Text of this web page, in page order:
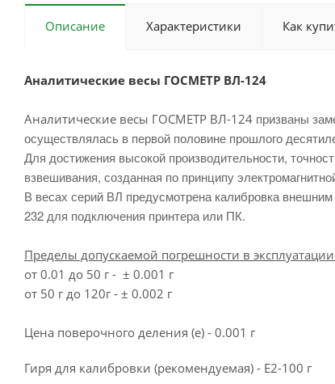
Описание Характеристики Как
Аналитические весы ГОСМЕТР ВЛ-124
Аналитические весы ГОСМЕТР ВЛ-124 призваны
осуществлялась в первой половине прошлого
Для достижения высокой производительности,
взвешивания, созданная по принципу
В весах серий ВЛ предусмотрена калибровка
232 для подключения принтера или ПК.
Пределы допускаемой погрешности в
от 0.01 до 50 г - ± 0.001 г
от 50 г до 120г - ± 0.002 г
Цена поверочного деления (e) - 0.001 г
Гиря для калибровки (рекомендуемая) - E2-100 г